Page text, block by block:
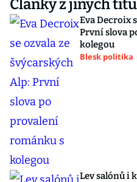
Články z jiných
Eva Decroix
První slova
kolegou
Blesk politika
Lev salónů i